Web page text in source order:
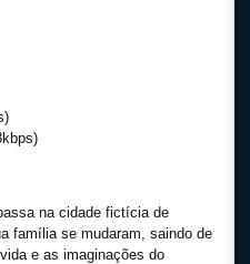
na cidade fictícia de
família se mudaram, saindo de
e as imaginações do